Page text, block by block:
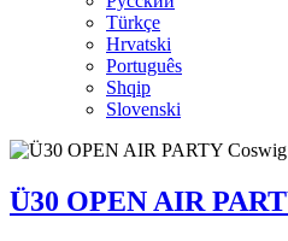
Türkçe
Hrvatski
Português
Shqip
Slovenski
Ü30 OPEN AIR